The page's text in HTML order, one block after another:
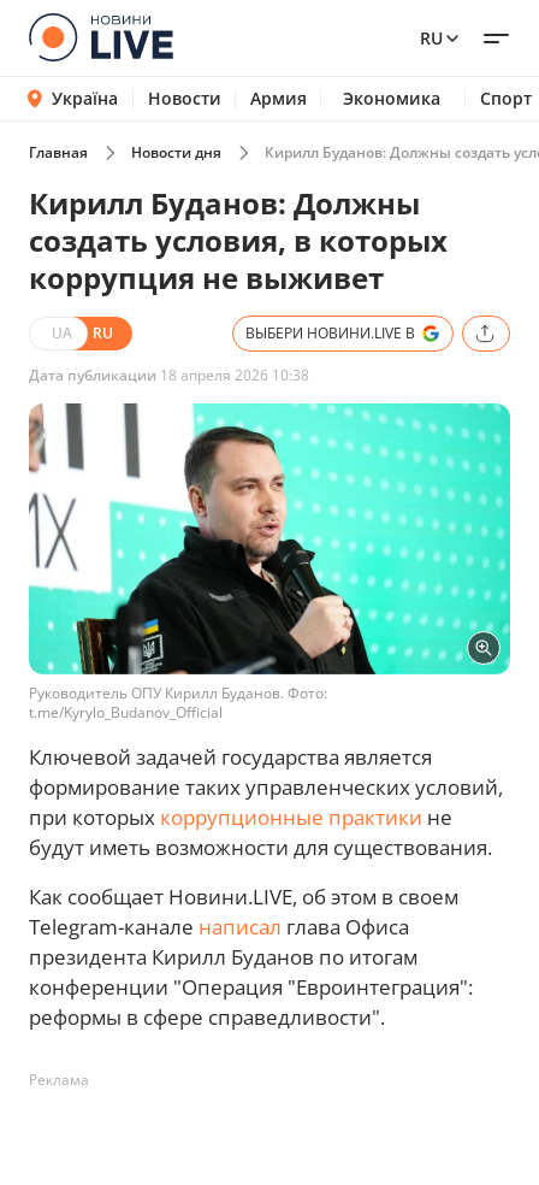
RU
Україна Новости Армия Экономика Спорт
Главная Новости дня Кирилл Буданов: Должны создать
Кирилл Буданов: Должны
создать условия, в которых
коррупция не выживет
UA RU ВЫБЕРИ НОВИНИ.LIVE В
Дата публикации 18 апреля 2026 10:38
Руководитель ОПУ Кирилл Буданов. Фото:
t.me/Kyrylo_Budanov_Official
Ключевой задачей государства является
формирование таких управленческих условий,
при которых коррупционные практики не
будут иметь возможности для существования.
Как сообщает Новини.LIVE, об этом в своем
Telegram-канале написал глава Офиса
президента Кирилл Буданов по итогам
конференции "Операция "Евроинтеграция":
реформы в сфере справедливости".
Реклама